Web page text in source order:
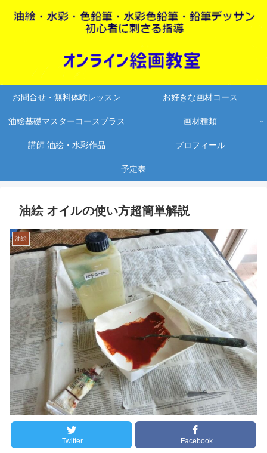
お問合せ・無料体験レッスン お好きな画材コース
油絵基礎マスターコースプラス 画材種類
講師 油絵・水彩作品 プロフィール
予定表
油絵 オイルの使い方超簡単解説
油絵
Twitter Facebook